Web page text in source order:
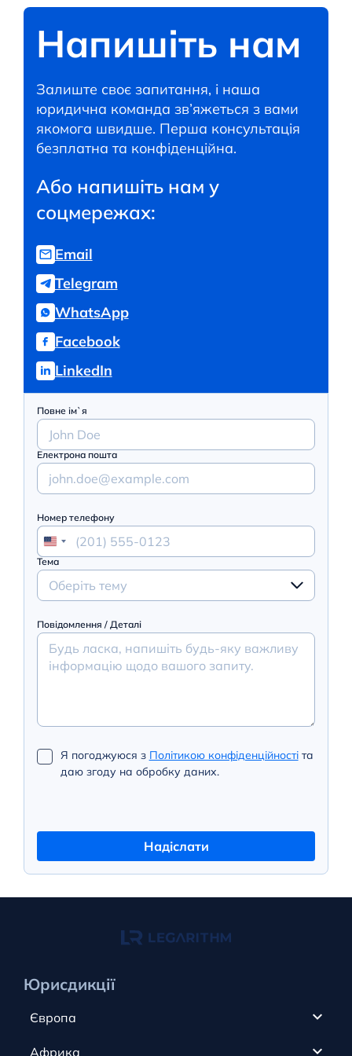
Напишіть нам
Залиште своє запитання, і наша
юридична команда зв’яжеться з вами
якомога швидше. Перша консультація
безплатна та конфіденційна.
Або напишіть нам у
соцмережах:
Email
Telegram
WhatsApp
Facebook
LinkedIn
Повне ім`я
Електрона пошта
Номер телефону
Тема
Оберіть тему
Повідомлення / Деталі
Я погоджуюся з Політикою конфіденційностіта
даю згоду на обробку даних.
Надіслати
Юрисдикції
Європа
Кіпр
Африка